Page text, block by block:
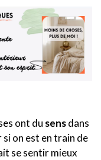
ont du sensdans
on est en train de
se sentir mieux